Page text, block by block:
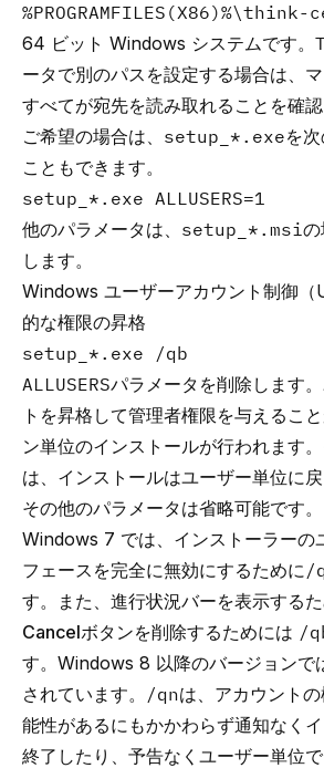
64 ビット Windows システムです。
ータで別のパスを設定する場合は、
すべてが宛先を読み取れることを確認
ご希望の場合は、 setup_*.exeを
こともできます。
setup_*.exe ALLUSERS=1
他のパラメータは、 setup_*.msi
します。
Windows ユーザーアカウント制御（
的な権限の昇格
setup_*.exe /qb
ALLUSERSパラメータを削除します
トを昇格して管理者権限を与えるこ
ン単位のインストールが行われます
は、インストールはユーザー単位に戻
その他のパラメータは省略可能です。
Windows 7 では、インストーラーの
フェースを完全に無効にするために/
す。また、進行状況バーを表示する
Cancelボタンを削除するためには /
す。Windows 8 以降のバージョンで
されています。 /qnは、アカウント
能性があるにもかかわらず通知なく
終了したり、予告なくユーザー単位